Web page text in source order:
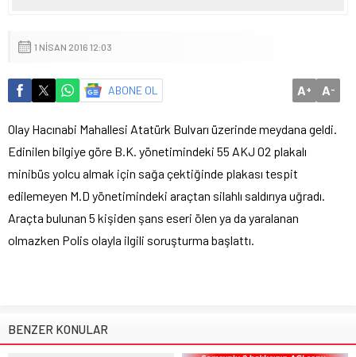
1 NISAN 2016 12:03
ABONE OL A+ A-
Olay Hacınabi Mahallesi Atatürk Bulvarı üzerinde meydana geldi.
Edinilen bilgiye göre B.K. yönetimindeki 55 AKJ 02 plakalı
minibüs yolcu almak için sağa çektiğinde plakası tespit
edilemeyen M.D yönetimindeki araçtan silahlı saldırıya uğradı.
Araçta bulunan 5 kişiden şans eseri ölen ya da yaralanan
olmazken Polis olayla ilgili soruşturma başlattı.
BENZER KONULAR